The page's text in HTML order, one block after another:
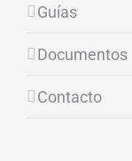
Guías
Documentos
Contacto